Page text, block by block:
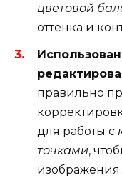
цветовой
оттенка и
правильно
для работы с
точками,
изображения.